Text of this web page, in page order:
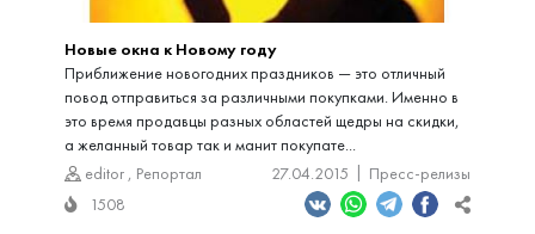
Новые окна к Новому году
Приближение новогодних праздников — это отличный
повод отправиться за различными покупками. Именно в
это время продавцы разных областей щедры на скидки,
а желанный товар так и манит покупате...
editor , Репортал 27.04.2015
Пресс-релизы
1508